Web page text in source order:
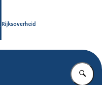
Rijksoverheid